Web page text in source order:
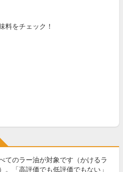
料をチェック！
てのラー油が対象です（かけるラ
。「高評価でも低評価でもない」